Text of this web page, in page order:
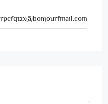
rpcfqtzx@bonjourfmail.com